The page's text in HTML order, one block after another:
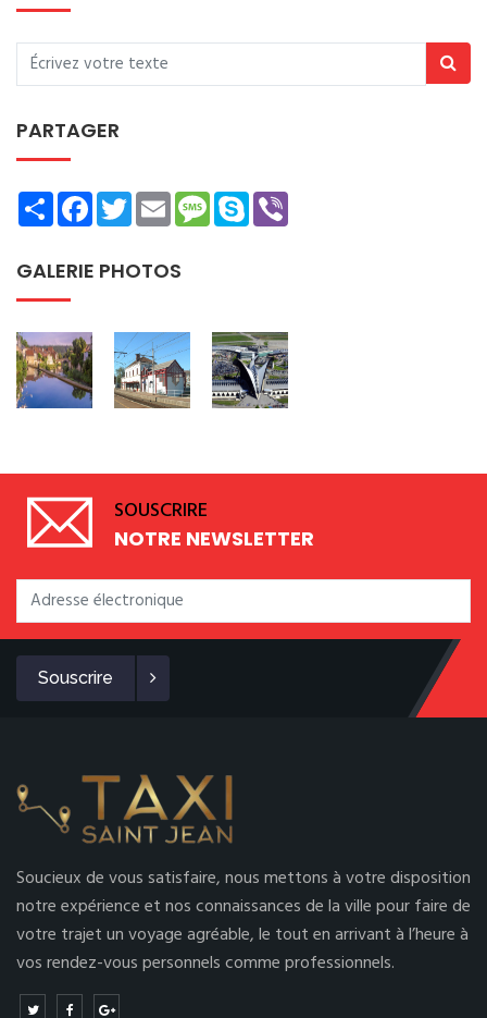
PARTAGER
ShareFacebookTwitterEmailMessage
Skype
GALERIE PHOTOS
SOUSCRIRE
NOTRE NEWSLETTER
Souscrire
Soucieux de vous satisfaire, nous mettons à votre disposition
notre expérience et nos connaissances de la ville pour faire de
votre trajet un voyage agréable, le tout en arrivant à l’heure à
vos rendez-vous personnels comme professionnels.